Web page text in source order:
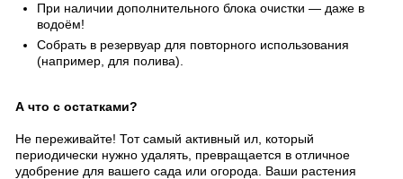
При наличии дополнительного блока очистки — даже в
водоём!
Собрать в резервуар для повторного использования
(например, для полива).
А что с остатками?
Не переживайте! Тот самый активный ил, который
периодически нужно удалять, превращается в отличное
удобрение для вашего сада или огорода. Ваши растения